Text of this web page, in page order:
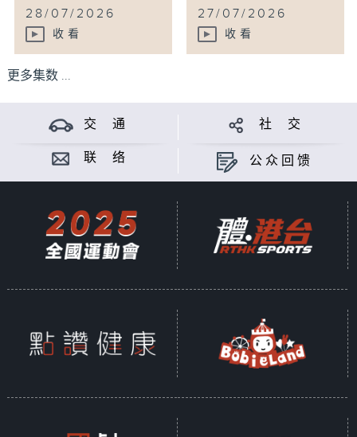
28/07/2026
收看
27/07/2026
收看
更多集数 ...
交 通 社 交
联 络 公众回馈